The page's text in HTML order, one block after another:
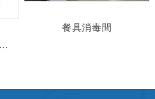
熱風循環消毒庫/熱風循環消毒存儲庫
餐具消毒間